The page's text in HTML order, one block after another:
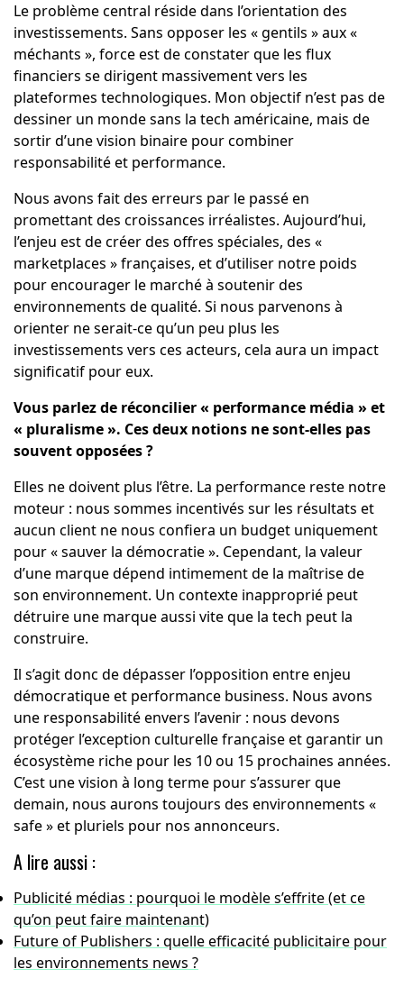
Le problème central réside dans l’orientation des
investissements. Sans opposer les « gentils » aux «
méchants », force est de constater que les flux
financiers se dirigent massivement vers les
plateformes technologiques. Mon objectif n’est pas de
dessiner un monde sans la tech américaine, mais de
sortir d’une vision binaire pour combiner
responsabilité et performance.
Nous avons fait des erreurs par le passé en
promettant des croissances irréalistes. Aujourd’hui,
l’enjeu est de créer des offres spéciales, des «
marketplaces » françaises, et d’utiliser notre poids
pour encourager le marché à soutenir des
environnements de qualité. Si nous parvenons à
orienter ne serait-ce qu’un peu plus les
investissements vers ces acteurs, cela aura un impact
significatif pour eux.
Vous parlez de réconcilier « performance média » et
« pluralisme ». Ces deux notions ne sont-elles pas
souvent opposées ?
Elles ne doivent plus l’être. La performance reste notre
moteur : nous sommes incentivés sur les résultats et
aucun client ne nous confiera un budget uniquement
pour « sauver la démocratie ». Cependant, la valeur
d’une marque dépend intimement de la maîtrise de
son environnement. Un contexte inapproprié peut
détruire une marque aussi vite que la tech peut la
construire.
Il s’agit donc de dépasser l’opposition entre enjeu
démocratique et performance business. Nous avons
une responsabilité envers l’avenir : nous devons
protéger l’exception culturelle française et garantir un
écosystème riche pour les 10 ou 15 prochaines années.
C’est une vision à long terme pour s’assurer que
demain, nous aurons toujours des environnements «
safe » et pluriels pour nos annonceurs.
A lire aussi :
Publicité médias : pourquoi le modèle s’effrite (et ce
qu’on peut faire maintenant)
Future of Publishers : quelle efficacité publicitaire pour
les environnements news ?